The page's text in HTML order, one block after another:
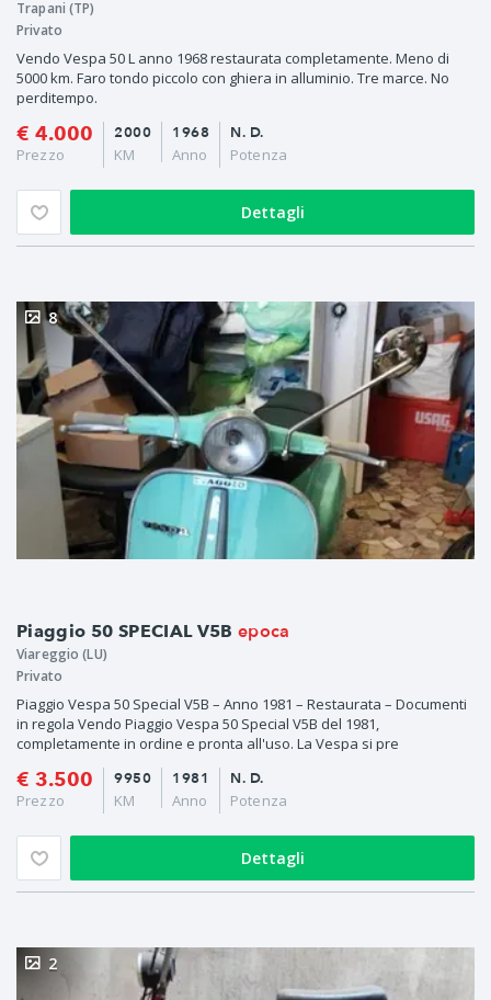
Trapani (TP)
Privato
Vendo Vespa 50 L anno 1968 restaurata completamente. Meno di
5000 km. Faro tondo piccolo con ghiera in alluminio. Tre marce. No
perditempo.
€ 4.000
Prezzo
1968
Anno
2000
KM
N. D.
Potenza
Dettagli
Piaggio 50 SPECIAL V5B epoca
8
Viareggio (LU)
Privato
Piaggio Vespa 50 Special V5B – Anno 1981 – Restaurata – Documenti
in regola Vendo Piaggio Vespa 50 Special V5B del 1981,
completamente in ordine e pronta all'uso. La Vespa si pre
€ 3.500
Prezzo
1981
Anno
9950
KM
N. D.
Potenza
Dettagli
2